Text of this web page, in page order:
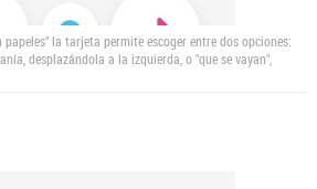
la tarjeta permite escoger entre dos opciones:
desplazándola a la izquierda, o "que se vayan",